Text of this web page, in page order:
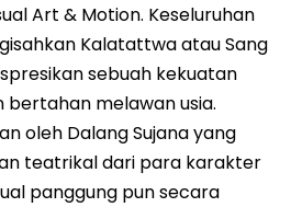
Art & Motion. Keseluruhan
Kalatattwa atau Sang
sebuah kekuatan
melawan usia.
oleh Dalang Sujana yang
teatrikal dari para karakter
panggung pun secara